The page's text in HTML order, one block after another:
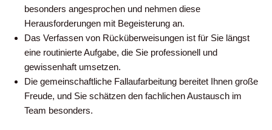
besonders angesprochen und nehmen diese
Herausforderungen mit Begeisterung an.
Das Verfassen von Rücküberweisungen ist für Sie längst
eine routinierte Aufgabe, die Sie professionell und
gewissenhaft umsetzen.
Die gemeinschaftliche Fallaufarbeitung bereitet Ihnen große
Freude, und Sie schätzen den fachlichen Austausch im
Team besonders.